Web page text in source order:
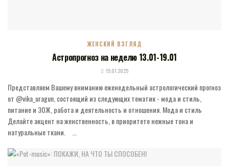
ЖЕНСКИЙ ВЗГЛЯД
Астропрогноз на неделю 13.01-19.01
15.01.2025
Представляем Вашему вниманию еженедельный астрологический прогноз
от @vika_uragun, состоящий из следующих тематик - мода и стиль,
питание и ЗОЖ, работа и деятельность и отношения. Мода и стиль
Делайте акцент на женственность, в приоритете нежные тона и
натуральные ткани. ⠀...